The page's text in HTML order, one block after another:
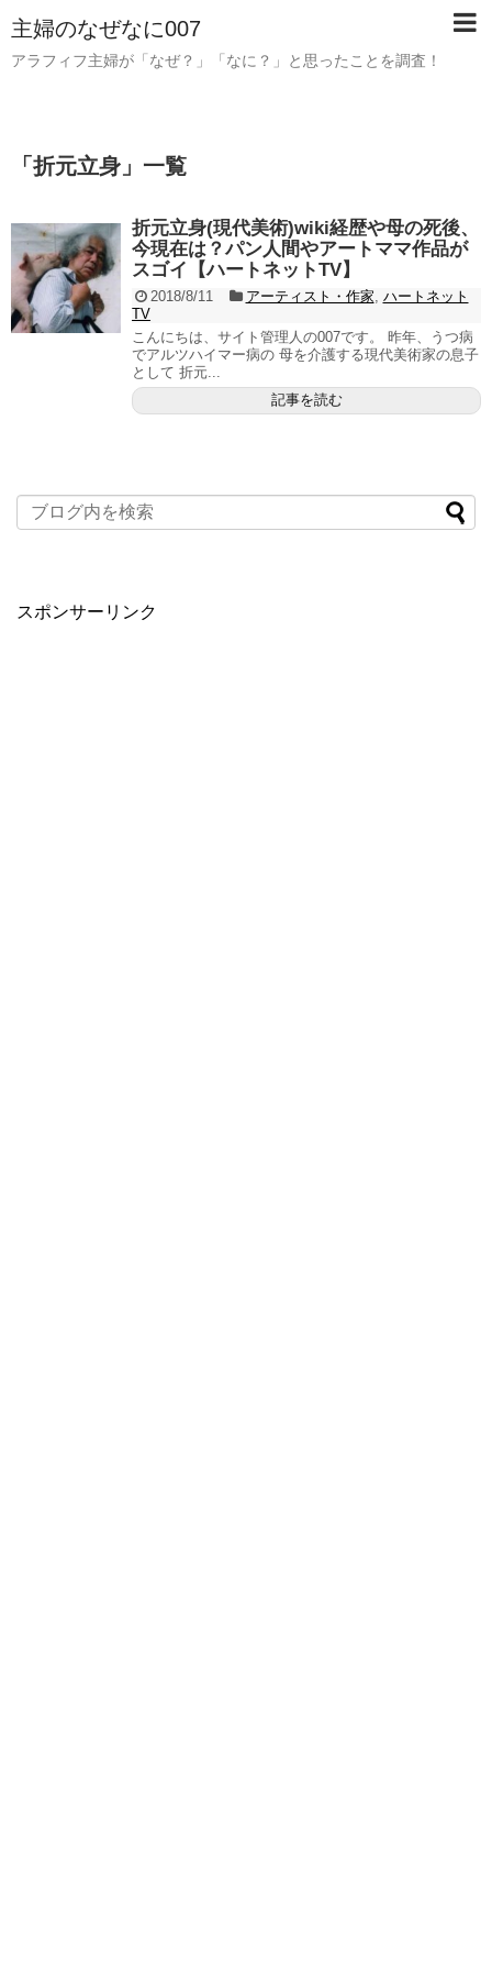
主婦のなぜなに007
アラフィフ主婦が「なぜ？」「なに？」と思ったことを調査！
「 折元立身 」 一覧
折元立身(現代美術)wiki経歴や母の死後、
今現在は？パン人間やアートママ作品が
スゴイ【ハートネットTV】
2018/8/11 アーティスト・作家 ハートネット
TV
こんにちは、サイト管理人の007です。 昨年、うつ病
でアルツハイマー病の 母を介護する現代美術家の息子
として 折元...
記事を読む
スポンサーリンク